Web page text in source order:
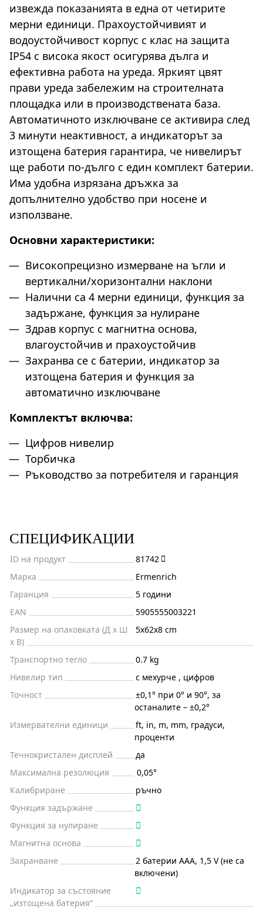
извежда показанията в една от четирите
мерни единици. Прахоустойчивият и
водоустойчивост корпус с клас на защита
IP54 с висока якост осигурява дълга и
ефективна работа на уреда. Яркият цвят
прави уреда забележим на строителната
площадка или в производствената база.
Автоматичното изключване се активира след
3 минути неактивност, а индикаторът за
изтощена батерия гарантира, че нивелирът
ще работи по-дълго с един комплект батерии.
Има удобна изрязана дръжка за
допълнително удобство при носене и
използване.
Основни характеристики:
Високопрецизно измерване на ъгли и
вертикални/хоризонтални наклони
Налични са 4 мерни единици, функция за
задържане, функция за нулиране
Здрав корпус с магнитна основа,
влагоустойчив и прахоустойчив
Захранва се с батерии, индикатор за
изтощена батерия и функция за
автоматично изключване
Комплектът включва:
Цифров нивелир
Торбичка
Ръководство за потребителя и гаранция
СПЕЦИФИКАЦИИ
ID на продукт
81742
Марка
Ermenrich
Гаранция
5 години
EAN
5905555003221
Размер на опаковката (Д x Ш
x В)
5x62x8 cm
Транспортно тегло
0.7 kg
Нивелир тип
с мехурче , цифров
Точност
±0,1° при 0° и 90°, за
останалите – ±0,2°
Измервателни единици
ft, in, m, mm, градуси,
проценти
Течнокристален дисплей
да
Максимална резолюция
0,05°
Калибриране
ръчно
Функция задържане
Функция за нулиране
Магнитна основа
Захранване
2 батерии ААА, 1,5 V (не са
включени)
Индикатор за състояние
„изтощена батерия“